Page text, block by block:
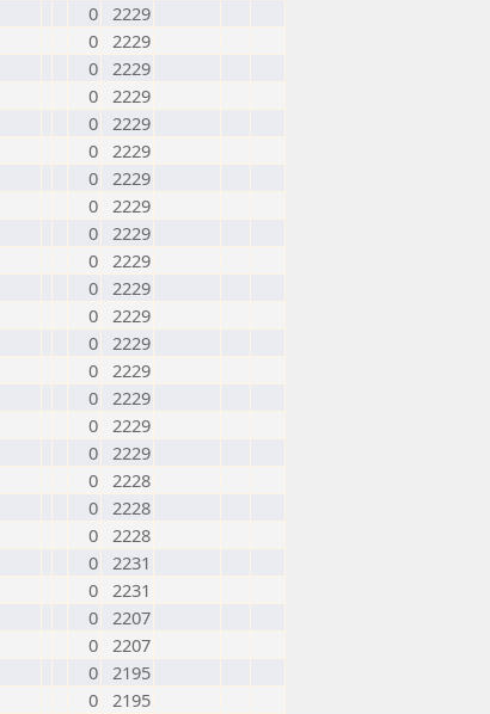
0 2229
0 2229
0 2229
0 2229
0 2229
0 2229
0 2229
0 2229
0 2229
0 2229
0 2229
0 2229
0 2229
0 2229
0 2229
0 2229
0 2229
0 2228
0 2228
0 2228
0 2231
0 2231
0 2207
0 2207
0 2195
0 2195